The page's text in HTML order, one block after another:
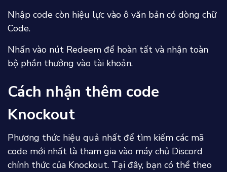
Nhập code còn hiệu lực vào ô văn bản có dòng chữ
Code.
Nhấn vào nút Redeem để hoàn tất và nhận toàn
bộ phần thưởng vào tài khoản.
Cách nhận thêm code
Knockout
Phương thức hiệu quả nhất để tìm kiếm các mã
code mới nhất là tham gia vào máy chủ Discord
chính thức của Knockout. Tại đây, bạn có thể theo